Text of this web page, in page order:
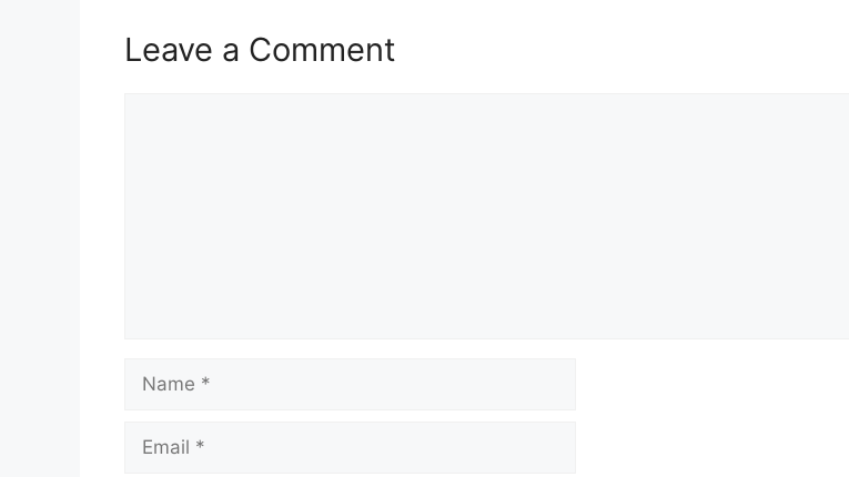
Leave a Comment